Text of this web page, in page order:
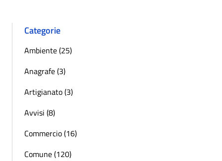
Categorie
Ambiente (25)
Anagrafe (3)
Artigianato (3)
Avvisi (8)
Commercio (16)
Comune (120)